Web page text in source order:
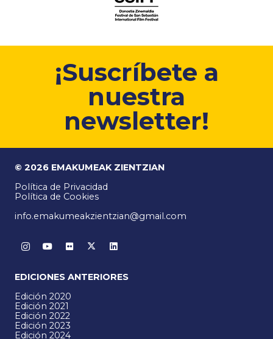
¡Suscríbete a
nuestra
newsletter!
© 2026 EMAKUMEAK ZIENTZIAN
Política de Privacidad
Política de Cookies
info.emakumeakzientzian@gmail.com
EDICIONES ANTERIORES
Edición 2020
Edición 2021
Edición 2022
Edición 2023
Edición 2024